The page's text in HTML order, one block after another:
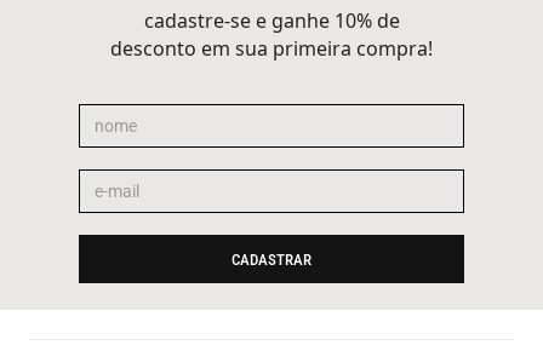
cadastre-se e ganhe 10% de
desconto em sua primeira compra!
CADASTRAR